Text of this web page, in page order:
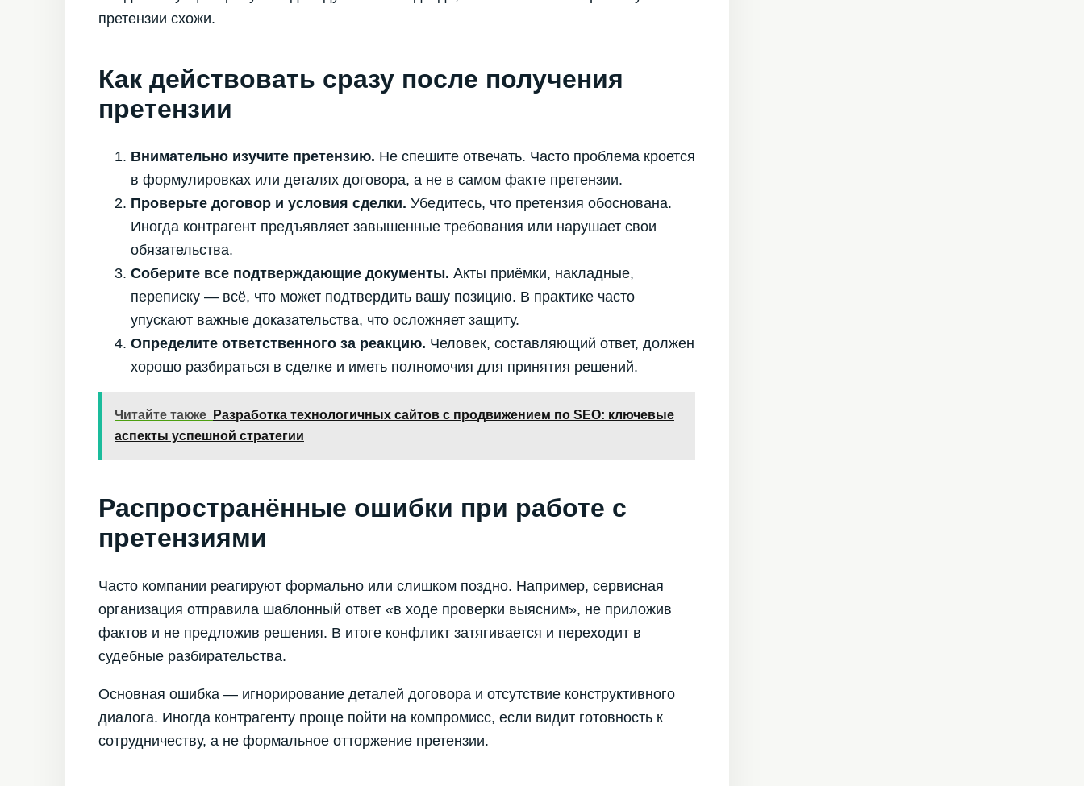
претензии схожи.
Как действовать сразу после получения
претензии
Внимательно изучите претензию. Не спешите отвечать. Часто проблема кроется
в формулировках или деталях договора, а не в самом факте претензии.
Проверьте договор и условия сделки. Убедитесь, что претензия обоснована.
Иногда контрагент предъявляет завышенные требования или нарушает свои
обязательства.
Соберите все подтверждающие документы. Акты приёмки, накладные,
переписку — всё, что может подтвердить вашу позицию. В практике часто
упускают важные доказательства, что осложняет защиту.
Определите ответственного за реакцию. Человек, составляющий ответ, должен
хорошо разбираться в сделке и иметь полномочия для принятия решений.
Читайте также
Разработка технологичных сайтов с продвижением по SEO: ключевые
аспекты успешной стратегии
Распространённые ошибки при работе с
претензиями
Часто компании реагируют формально или слишком поздно. Например, сервисная
организация отправила шаблонный ответ «в ходе проверки выясним», не приложив
фактов и не предложив решения. В итоге конфликт затягивается и переходит в
судебные разбирательства.
Основная ошибка — игнорирование деталей договора и отсутствие конструктивного
диалога. Иногда контрагенту проще пойти на компромисс, если видит готовность к
сотрудничеству, а не формальное отторжение претензии.